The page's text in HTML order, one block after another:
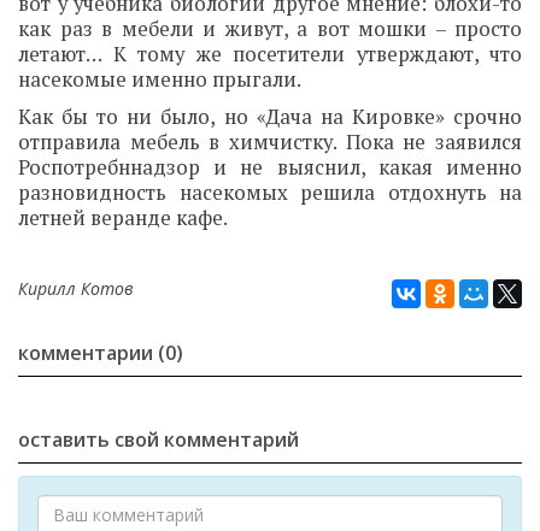
как раз в мебели и живут, а вот мошки – просто
летают… К тому же посетители утверждают, что
насекомые именно прыгали.
Как бы то ни было, но «Дача на Кировке» срочно
отправила мебель в химчистку. Пока не заявился
Роспотребннадзор и не выяснил, какая именно
разновидность насекомых решила отдохнуть на
летней веранде кафе.
Кирилл Котов
комментарии (0)
оставить свой комментарий